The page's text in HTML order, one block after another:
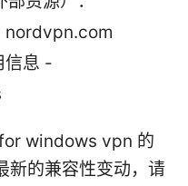
nordvpn.com
信息 -
windows vpn 的
新的兼容性变动，请